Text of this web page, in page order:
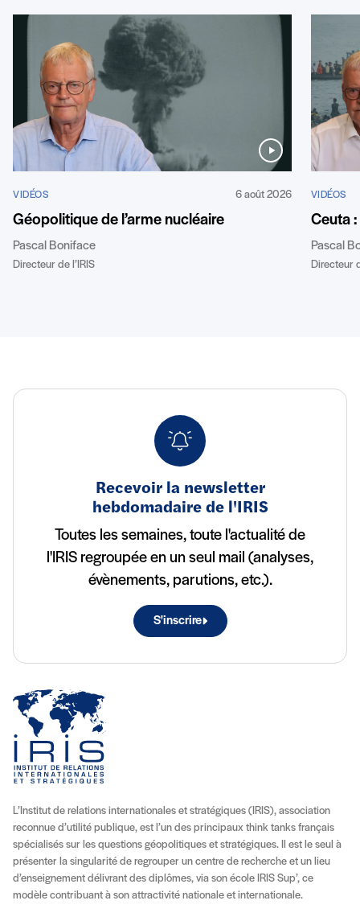
VIDÉOS 6 août 2026
Géopolitique de l’arme nucléaire
Pascal Boniface
Directeur de l’IRIS
VIDÉOS
Ceuta
Pascal
Directeur
Recevoir la newsletter
hebdomadaire de l'IRIS
Toutes les semaines, toute l'actualité de
l'IRIS regroupée en un seul mail (analyses,
évènements, parutions, etc.).
S'inscrire
L’Institut de relations internationales et stratégiques (IRIS), association
reconnue d’utilité publique, est l’un des principaux think tanks français
spécialisés sur les questions géopolitiques et stratégiques. Il est le seul à
présenter la singularité de regrouper un centre de recherche et un lieu
d’enseignement délivrant des diplômes, via son école IRIS Sup’, ce
modèle contribuant à son attractivité nationale et internationale.